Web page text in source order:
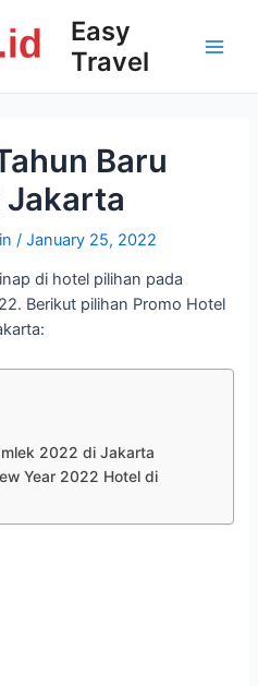
Easy
Travel
Baru
Jakarta
/January 25, 2022
di hotel pilihan pada
Berikut pilihan Promo Hotel
2022 di Jakarta
Year 2022 Hotel di